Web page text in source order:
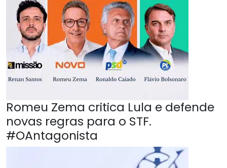
Romeu Zema critica Lula e defende
novas regras para o STF.
#OAntagonista